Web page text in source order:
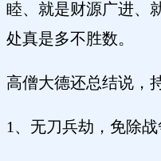
睦、就是财源广进、
处真是多不胜数。
高僧大德还总结说，
1、无刀兵劫，免除战